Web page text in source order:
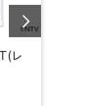
レ